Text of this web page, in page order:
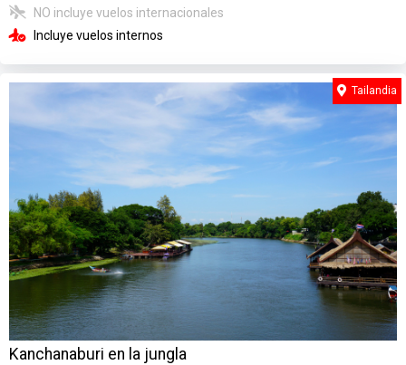
NO incluye vuelos internacionales
Incluye vuelos internos
Kanchanaburi en la jungla
Tailandia